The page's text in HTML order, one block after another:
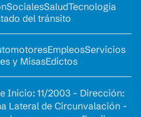
SocialesSaludTecnología
del tránsito
EmpleosServicios
y MisasEdictos
Inicio: 11/2003 - Dirección:
Lateral de Circunvalación -